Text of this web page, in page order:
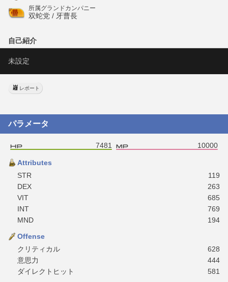
所属グランドカンパニー
双蛇党 / 牙曹長
自己紹介
未設定
レポート
パラメータ
7481 10000
Attributes
STR
119
DEX
263
VIT
685
INT
769
MND
194
Offense
クリティカル
628
意思力
444
ダイレクトヒット
581